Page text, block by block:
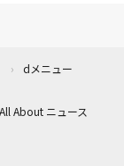
dメニュー
All About ニュース